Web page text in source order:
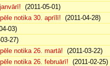
(2011-05-01)
notika 30. aprīlī! (2011-04-28)
03)
27)
notika 26. martā! (2011-03-22)
notika 26. februārī! (2011-02-25)